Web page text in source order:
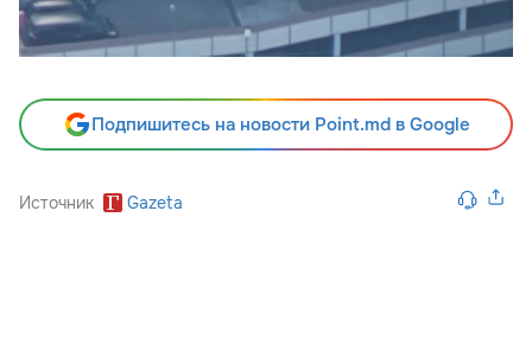
Подпишитесь на новости Point.md в Google
Источник Gazeta